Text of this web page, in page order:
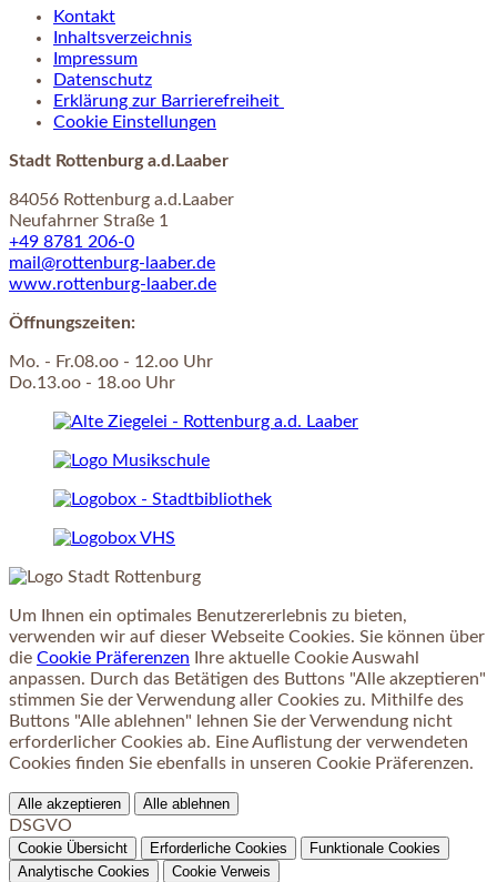
Kontakt
Inhaltsverzeichnis
Impressum
Datenschutz
Erklärung zur Barrierefreiheit
Cookie Einstellungen
Stadt Rottenburg a.d.Laaber
84056 Rottenburg a.d.Laaber
Neufahrner Straße 1
+49 8781 206-0
mail@rottenburg-laaber.de
www.rottenburg-laaber.de
Öffnungszeiten:
Mo. - Fr.08.oo - 12.oo Uhr
Do.13.oo - 18.oo Uhr
Um Ihnen ein optimales Benutzererlebnis zu bieten,
verwenden wir auf dieser Webseite Cookies. Sie können über
die Cookie Präferenzen Ihre aktuelle Cookie Auswahl
anpassen. Durch das Betätigen des Buttons "Alle akzeptieren"
stimmen Sie der Verwendung aller Cookies zu. Mithilfe des
Buttons "Alle ablehnen" lehnen Sie der Verwendung nicht
erforderlicher Cookies ab. Eine Auflistung der verwendeten
Cookies finden Sie ebenfalls in unseren Cookie Präferenzen.
Alle akzeptieren Alle ablehnen
DSGVO
Cookie Übersicht Erforderliche Cookies
Funktionale Cookies
Analytische Cookies
Cookie Verweis